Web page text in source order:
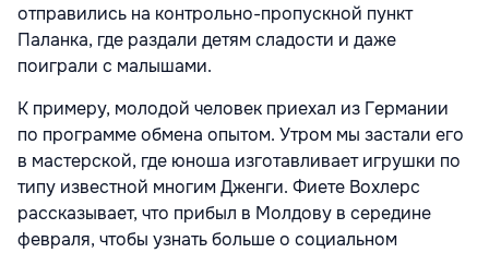
отправились на контрольно-пропускной пункт
Паланка, где раздали детям сладости и даже
поиграли с малышами.
К примеру, молодой человек приехал из Германии
по программе обмена опытом. Утром мы застали его
в мастерской, где юноша изготавливает игрушки по
типу известной многим Дженги. Фиете Вохлерс
рассказывает, что прибыл в Молдову в середине
февраля, чтобы узнать больше о социальном